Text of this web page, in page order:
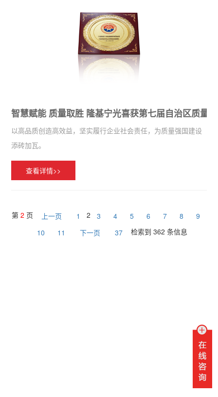
智慧赋能 质量取胜 隆基宁光喜获第七届自治区质量
以高品质创造高效益，坚实履行企业社会责任，为质量强国建设
添砖加瓦。
查看详情>>
第 2 页 上一页 1 2 3 4 5 6 7 8
9
10
11 下一页 37 检索到 362 条信息